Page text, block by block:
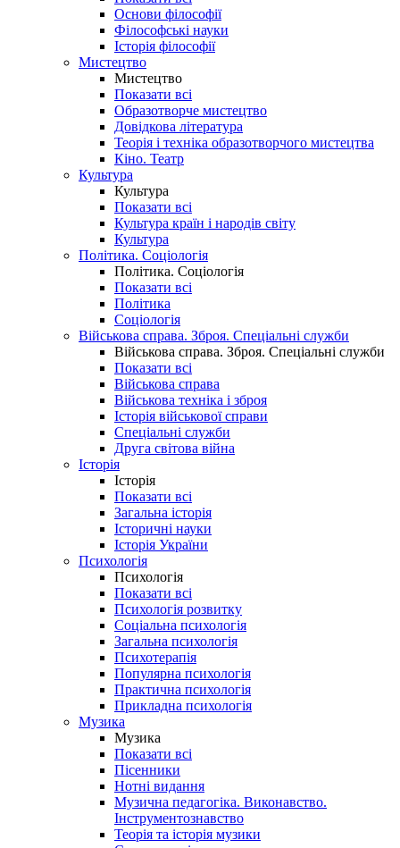
Основи філософії
Філософські науки
Історія філософії
Мистецтво
Мистецтво
Показати всі
Образотворче мистецтво
Довідкова література
Теорія і техніка образотворчого мистецтва
Кіно. Театр
Культура
Культура
Показати всі
Культура країн і народів світу
Культура
Політика. Соціологія
Політика. Соціологія
Показати всі
Політика
Соціологія
Військова справа. Зброя. Спеціальні служби
Військова справа. Зброя. Спеціальні служби
Показати всі
Військова справа
Військова техніка і зброя
Історія військової справи
Спеціальні служби
Друга світова війна
Історія
Історія
Показати всі
Загальна історія
Історичні науки
Історія України
Психологія
Психологія
Показати всі
Психологія розвитку
Соціальна психологія
Загальна психологія
Психотерапія
Популярна психологія
Практична психологія
Прикладна психологія
Музика
Музика
Показати всі
Пісенники
Нотні видання
Музична педагогіка. Виконавство.
Інструментознавство
Теорія та історія музики